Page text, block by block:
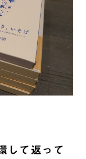
して返って